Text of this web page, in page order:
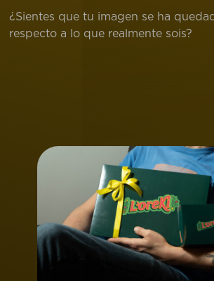
¿Sientes que tu imagen se ha
respecto a lo que realmente sois?